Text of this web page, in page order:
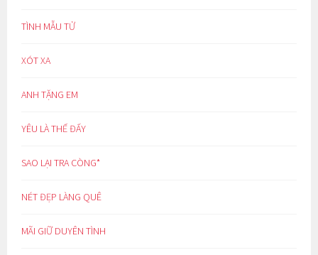
TÌNH MẪU TỬ
XÓT XA
ANH TẶNG EM
YÊU LÀ THẾ ĐẤY
SAO LẠI TRA CÒNG*
NÉT ĐẸP LÀNG QUÊ
MÃI GIỮ DUYÊN TÌNH